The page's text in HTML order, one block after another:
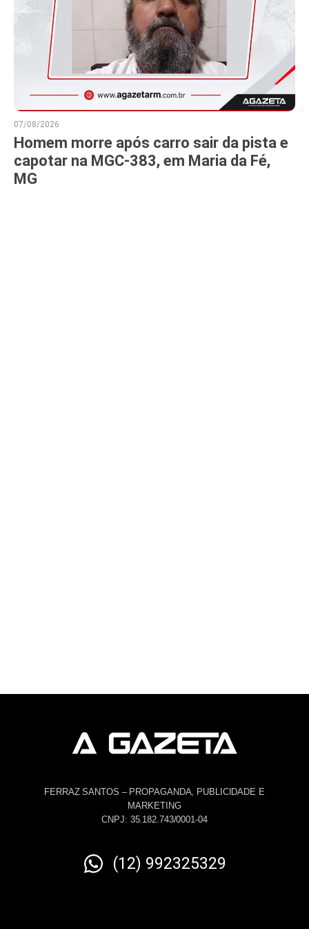
07/08/2026
Homem morre após carro sair da pista e
capotar na MGC-383, em Maria da Fé,
MG
FERRAZ SANTOS – PROPAGANDA, PUBLICIDADE E
MARKETING
CNPJ: 35.182.743/0001-04
(12) 992325329